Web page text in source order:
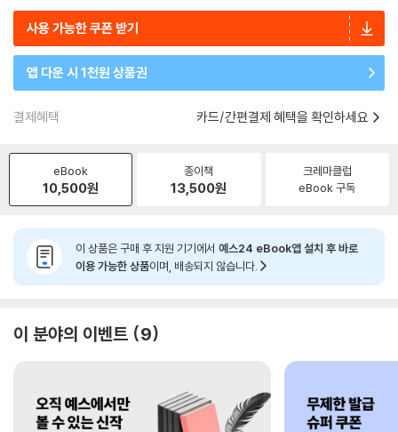
사용 가능한 쿠폰 받기
앱 다운 시 1천원 상품권
결제혜택 카드/간편결제 혜택을 확인하세요
eBook
10,500원
종이책
13,500원
크레마클럽
eBook 구독
이 상품은 구매 후 지원 기기에서 예스24 eBook앱 설치 후 바로
이용 가능한 상품이며, 배송되지 않습니다.
이 분야의 이벤트 9